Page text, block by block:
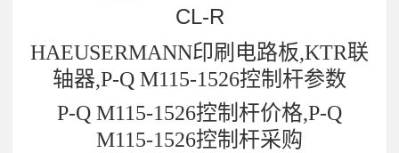
CL-R
HAEUSERMANN印刷电路板,KTR联
轴器,P-Q M115-1526控制杆参数
P-Q M115-1526控制杆价格,P-Q
M115-1526控制杆采购